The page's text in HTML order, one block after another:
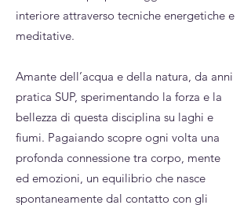
interiore attraverso tecniche energetiche e
meditative.
Amante dell’acqua e della natura, da anni
pratica SUP, sperimentando la forza e la
bellezza di questa disciplina su laghi e
fiumi. Pagaiando scopre ogni volta una
profonda connessione tra corpo, mente
ed emozioni, un equilibrio che nasce
spontaneamente dal contatto con gli